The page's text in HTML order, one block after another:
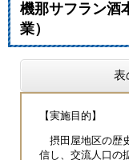
機那サフラン酒
業）
表
【実施目的】
摂田屋地区の歴
信し、交流人口の